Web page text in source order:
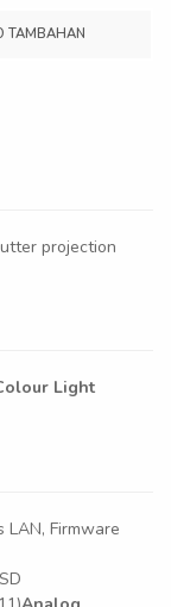
TAMBAHAN
projection
Light
LAN, Firmware